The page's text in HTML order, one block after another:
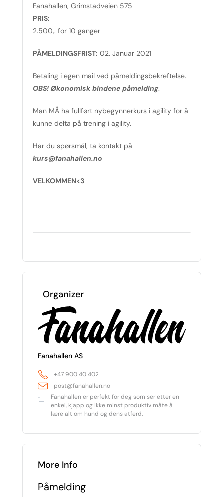
Fanahallen, Grimstadveien 575
PRIS:
2.500,. for 10 ganger
PÅMELDINGSFRIST: 02. Januar 2021
Betaling i egen mail ved påmeldingsbekreftelse.
OBS! Økonomisk bindene påmelding.
Man MÅ ha fullført nybegynnerkurs i agility for å
kunne delta på trening i agility.
Har du spørsmål, ta kontakt på
kurs@fanahallen.no
VELKOMMEN<3
Organizer
Fanahallen AS
+47 900 40 402
post@fanahallen.no
Fanahallen er perfekt for deg som ser etter en
enkel, kjapp og ikke minst produktiv måte å
lære alt om hund og dens atferd.
More Info
Påmelding